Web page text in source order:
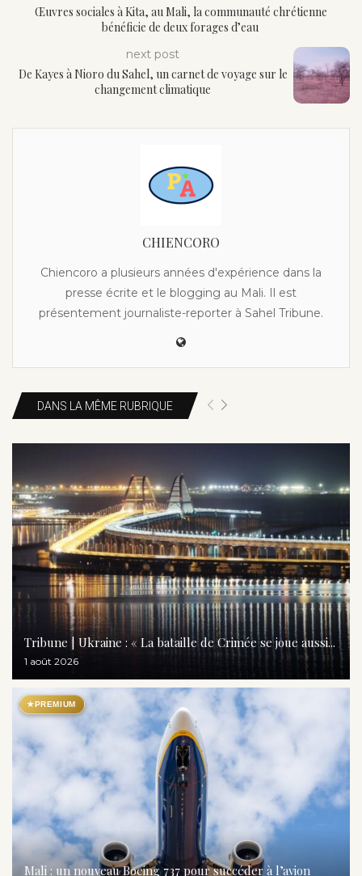
Œuvres sociales à Kita, au Mali, la communauté chrétienne
bénéficie de deux forages d’eau
next post
De Kayes à Nioro du Sahel, un carnet de voyage sur le
changement climatique
CHIENCORO
Chiencoro a plusieurs années d'expérience dans la
presse écrite et le blogging au Mali. Il est
présentement journaliste-reporter à Sahel Tribune.
DANS LA MÊME RUBRIQUE
Tribune | Ukraine : « La bataille de Crimée se joue aussi...
1 août 2026
★PREMIUM
Mali : un nouveau Boeing 737 pour succéder à l’avion